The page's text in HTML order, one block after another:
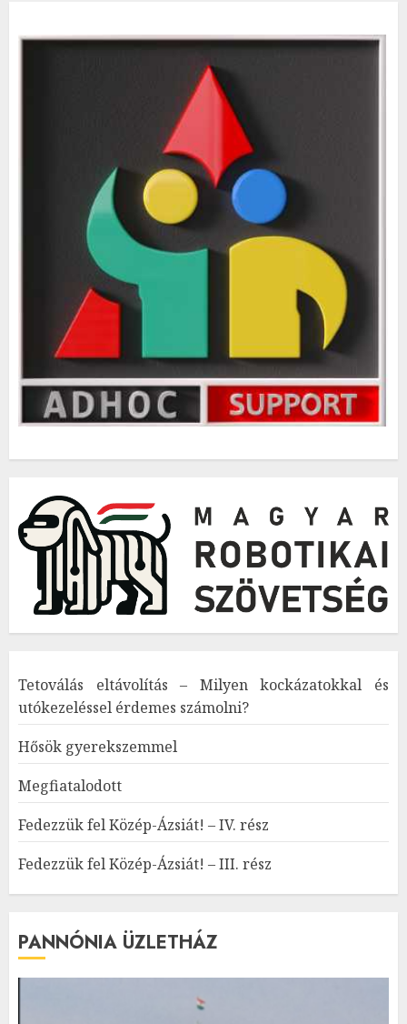
Tetoválás eltávolítás – Milyen kockázatokkal és
utókezeléssel érdemes számolni?
Hősök gyerekszemmel
Megfiatalodott
Fedezzük fel Közép-Ázsiát! – IV. rész
Fedezzük fel Közép-Ázsiát! – III. rész
PANNÓNIA ÜZLETHÁZ